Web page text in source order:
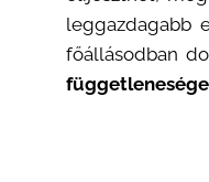
leggazdagabb
főállásodban